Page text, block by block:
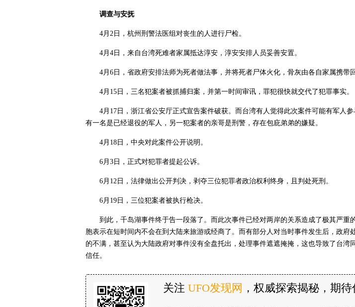
调查与安抚
4月2日，杭州刑警法医组对丧生的人进行尸检。
4月4日，来自台湾死难者家属抵达淳安，淳安安排人员妥善安置。
4月6日，省政府安排法师为死者做法事，并将死者尸体火化，骨灰由各自家属携带回
4月15日，三名犯案者被抓捕归案，并第一时间审讯，罪犯很快就交代了犯罪事实。
4月17日，浙江省公安厅正式宣告案件破获。而台湾有人觉得此次案件可能有军人
有一名是已经退役的军人，另一犯案者的亲哥是刑警，存在包庇弟弟的嫌疑。
4月18日，中央对此案件公开说明。
6月3日，正式对犯罪者提起公诉。
6月12日，法律做出公开判决，剥夺三位犯罪者政治权利终身，且判处死刑。
6月19日，三位犯案者被执行枪决。
到此，千岛湖事件终于告一段落了。而此次事件已经对两岸的关系造成了极其严重
胞表示在短时间内不会在到大陆来旅游或经商了。而有部分人对当时事件发生后，政府
的不满，甚至认为大陆政府对事件没有全盘托出，处理事件遮遮掩掩，这也导致了台湾
信任。
关注 UFO发现网 ，权威探索揭秘，期待